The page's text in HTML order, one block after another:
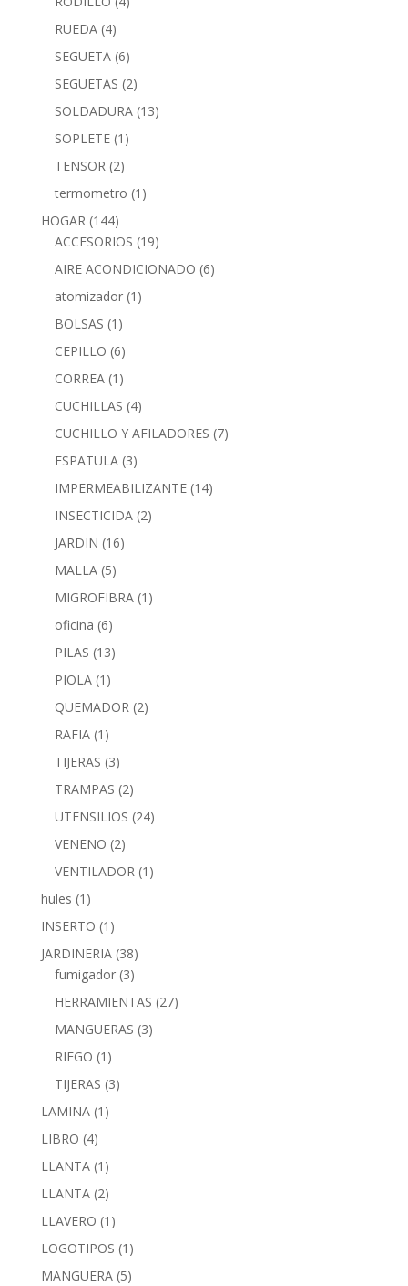
RUEDA (4)
SEGUETA (6)
SEGUETAS (2)
SOLDADURA (13)
SOPLETE (1)
TENSOR (2)
termometro (1)
HOGAR (144)
ACCESORIOS (19)
AIRE ACONDICIONADO (6)
atomizador (1)
BOLSAS (1)
CEPILLO (6)
CORREA (1)
CUCHILLAS (4)
CUCHILLO Y AFILADORES (7)
ESPATULA (3)
IMPERMEABILIZANTE (14)
INSECTICIDA (2)
JARDIN (16)
MALLA (5)
MIGROFIBRA (1)
oficina (6)
PILAS (13)
PIOLA (1)
QUEMADOR (2)
RAFIA (1)
TIJERAS (3)
TRAMPAS (2)
UTENSILIOS (24)
VENENO (2)
VENTILADOR (1)
hules (1)
INSERTO (1)
JARDINERIA (38)
fumigador (3)
HERRAMIENTAS (27)
MANGUERAS (3)
RIEGO (1)
TIJERAS (3)
LAMINA (1)
LIBRO (4)
LLANTA (1)
LLANTA (2)
LLAVERO (1)
LOGOTIPOS (1)
MANGUERA (5)